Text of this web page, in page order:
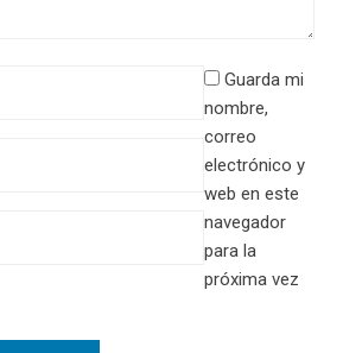
Guarda mi
nombre,
correo
electrónico y
web en este
navegador
para la
próxima vez